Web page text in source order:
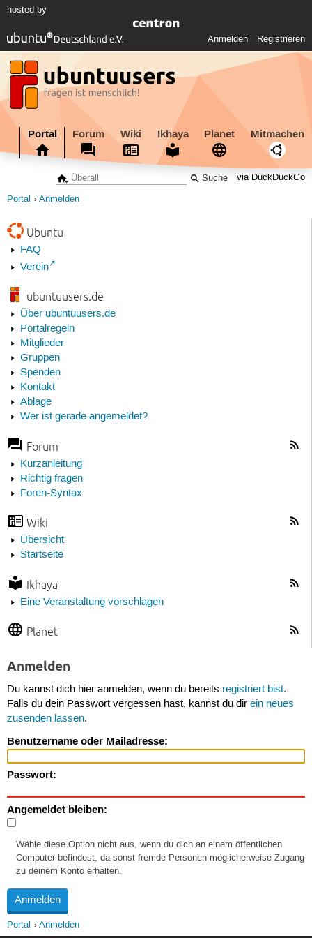
hosted by
Anmelden Registrieren
Portal Forum Wiki Ikhaya Planet Mitmachen
via DuckDuckGo
Portal Anmelden
Ubuntu
FAQ
Verein
ubuntuusers.de
Über ubuntuusers.de
Portalregeln
Mitglieder
Gruppen
Spenden
Kontakt
Ablage
Wer ist gerade angemeldet?
Forum
Kurzanleitung
Richtig fragen
Foren-Syntax
Wiki
Übersicht
Startseite
Ikhaya
Eine Veranstaltung vorschlagen
Planet
Anmelden
Du kannst dich hier anmelden, wenn du bereits registriert bist.
Falls du dein Passwort vergessen hast, kannst du dir ein neues
zusenden lassen.
Benutzername oder Mailadresse:
Passwort:
Angemeldet bleiben:
Wähle diese Option nicht aus, wenn du dich an einem öffentlichen
Computer befindest, da sonst fremde Personen möglicherweise Zugang
zu deinem Konto erhalten.
Portal Anmelden